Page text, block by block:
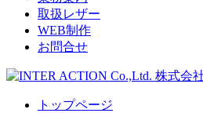
取扱レザー
WEB制作
お問合せ
トップページ